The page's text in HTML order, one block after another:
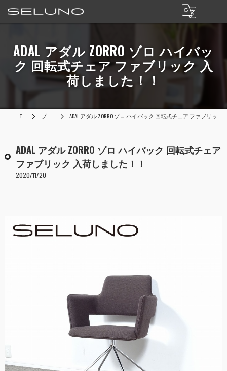
ADAL アダル ZORRO ゾロ ハイバッ
ク 回転式チェア ファブリック 入
荷しました！！
TOP ブログ ADAL アダル ZORRO ゾロ ハイバック 回転式チェア ファブリック 入荷しました！！
ADAL アダル ZORRO ゾロ ハイバック 回転式チェア
ファブリック 入荷しました！！
2020/11/20